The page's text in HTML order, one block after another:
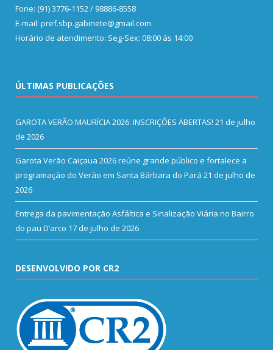
Fone: (91) 3776-1152 / 98886-8558
E-mail: pref.sbp.gabinete@gmail.com
Horário de atendimento: Seg-Sex: 08:00 às 14:00
ÚLTIMAS PUBLICAÇÕES
GAROTA VERÃO MAURÍCIA 2026: INSCRIÇÕES ABERTAS! 21 de julho
de 2026
Garota Verão Caiçaua 2026 reúne grande público e fortalece a
programação do Verão em Santa Bárbara do Pará 21 de julho de
2026
Entrega da pavimentação Asfáltica e Sinalização Viária no Bairro
do pau D’arco 17 de julho de 2026
DESENVOLVIDO POR CR2